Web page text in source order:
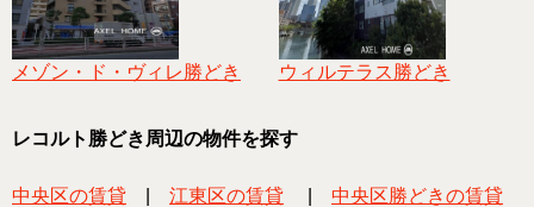
メゾン・ド・ヴィレ勝どき ウィルテラス勝どき
レコルト勝どき周辺の物件を探す
中央区の賃貸 江東区の賃貸 中央区勝どきの賃貸